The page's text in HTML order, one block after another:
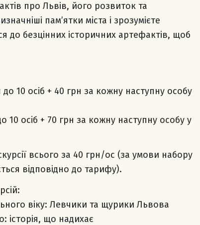
про Львів, його розвиток та
пам’ятки міста і зрозумієте
до безцінних історичних артефактів, щоб
10 осіб + 40 грн за кожну наступну особу
10 осіб + 70 грн за кожну наступну особу у
всього за 40 грн/ос (за умови набору
відповідно до тарифу).
віку: Левчики та щурики Львова
історія, що надихає